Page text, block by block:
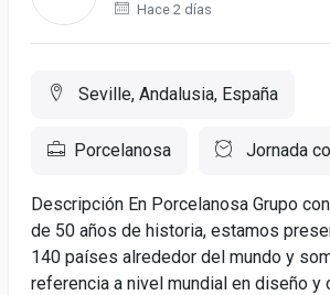
Hace 2 días
Seville, Andalusia, España
Porcelanosa Jornada
Descripción En Porcelanosa Grupo
de 50 años de historia, estamos
140 países alrededor del mundo y
referencia a nivel mundial en diseño y